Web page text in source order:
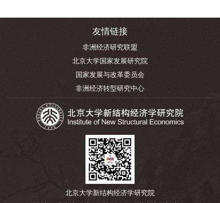
友情链接
非洲经济研究联盟
北京大学国家发展研究院
国家发展与改革委员会
非洲经济转型研究中心
北京大学新结构经济学研究院